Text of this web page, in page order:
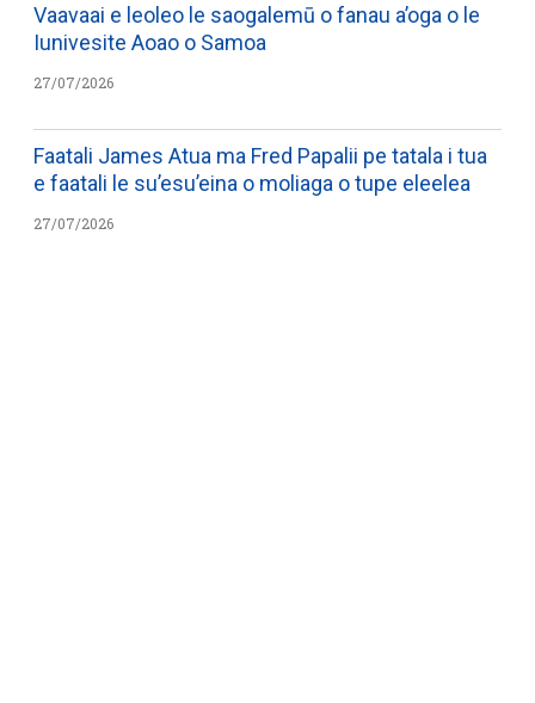
Vaavaai e leoleo le saogalemū o fanau a’oga o le
Iunivesite Aoao o Samoa
27/07/2026
Faatali James Atua ma Fred Papalii pe tatala i tua
e faatali le su’esu’eina o moliaga o tupe eleelea
27/07/2026